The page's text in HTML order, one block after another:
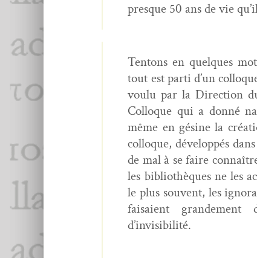
presque 50 ans de vie
Ten­tons en quelques
tout est par­ti d’un
voulu par la Direc­tion
Col­loque qui a don­né
même en gésine la
col­loque, dévelop­pés
de mal à se faire
les bib­lio­thèques ne les
le plus sou­vent, les
fai­saient
d’invisibilité.